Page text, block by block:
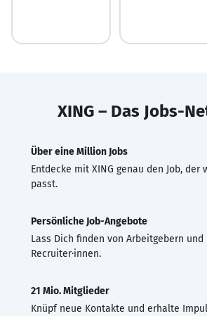
XING – Das Jobs-
Über eine Million Jobs
Entdecke mit XING genau den Job, der
passt.
Persönliche Job-Angebote
Lass Dich finden von Arbeitgebern und
Recruiter·innen.
21 Mio. Mitglieder
Knüpf neue Kontakte und erhalte